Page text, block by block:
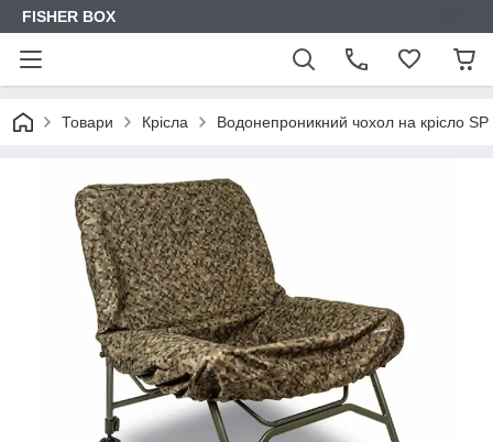
FISHER BOX
Товари Крісла Водонепроникний чохол на крісло